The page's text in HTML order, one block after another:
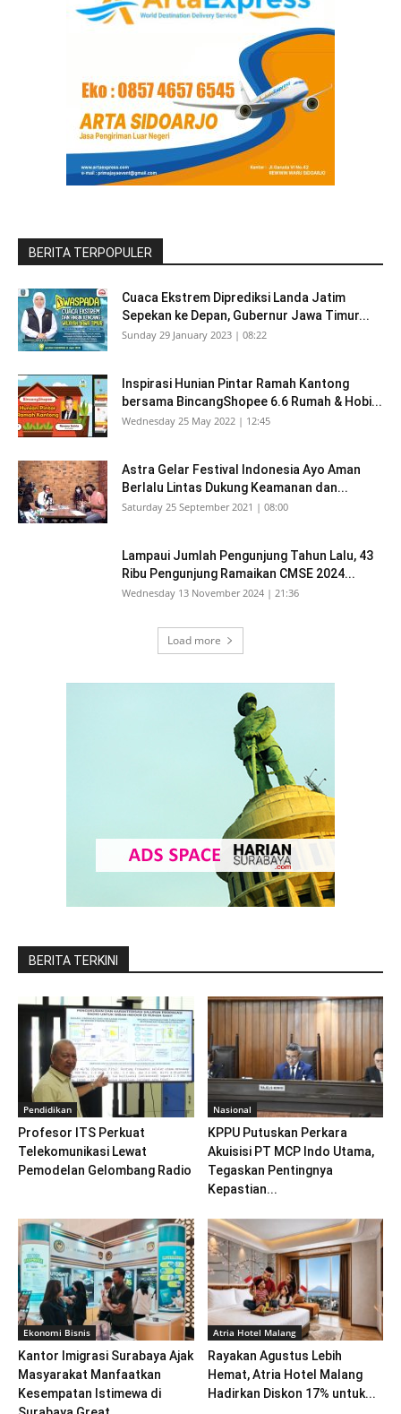
BERITA TERPOPULER
Cuaca Ekstrem Diprediksi Landa Jatim
Sepekan ke Depan, Gubernur Jawa Timur...
Sunday 29 January 2023 | 08:22
Inspirasi Hunian Pintar Ramah Kantong
bersama BincangShopee 6.6 Rumah & Hobi...
Wednesday 25 May 2022 | 12:45
Astra Gelar Festival Indonesia Ayo Aman
Berlalu Lintas Dukung Keamanan dan...
Saturday 25 September 2021 | 08:00
Lampaui Jumlah Pengunjung Tahun Lalu, 43
Ribu Pengunjung Ramaikan CMSE 2024...
Wednesday 13 November 2024 | 21:36
Load more
BERITA TERKINI
Pendidikan
Profesor ITS Perkuat
Telekomunikasi Lewat
Pemodelan Gelombang Radio
Nasional
KPPU Putuskan Perkara
Akuisisi PT MCP Indo Utama,
Tegaskan Pentingnya
Kepastian...
Ekonomi Bisnis
Kantor Imigrasi Surabaya Ajak
Masyarakat Manfaatkan
Kesempatan Istimewa di
Atria Hotel Malang
Rayakan Agustus Lebih
Hemat, Atria Hotel Malang
Hadirkan Diskon 17% untuk...